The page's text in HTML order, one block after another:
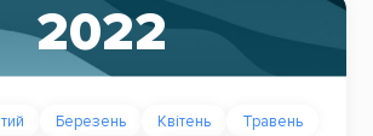
2022
Березень Квітень
Травень